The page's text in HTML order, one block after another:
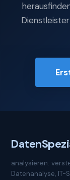
Daten
analysieren.
Datenanalyse, IT-